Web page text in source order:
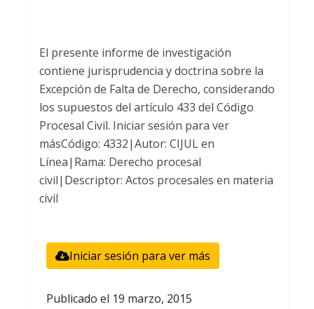
El presente informe de investigación
contiene jurisprudencia y doctrina sobre la
Excepción de Falta de Derecho, considerando
los supuestos del artículo 433 del Código
Procesal Civil. Iniciar sesión para ver
másCódigo: 4332|Autor: CIJUL en
Línea|Rama: Derecho procesal
civil|Descriptor: Actos procesales en materia
civil
Iniciar sesión para ver más
Publicado el 19 marzo, 2015